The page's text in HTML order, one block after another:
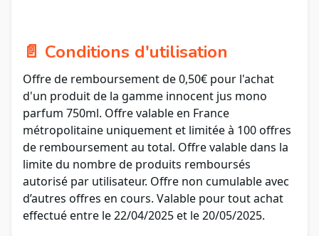
📄 Conditions d'utilisation
Offre de remboursement de 0,50€ pour l'achat
d'un produit de la gamme innocent jus mono
parfum 750ml. Offre valable en France
métropolitaine uniquement et limitée à 100 offres
de remboursement au total. Offre valable dans la
limite du nombre de produits remboursés
autorisé par utilisateur. Offre non cumulable avec
d’autres offres en cours. Valable pour tout achat
effectué entre le 22/04/2025 et le 20/05/2025.